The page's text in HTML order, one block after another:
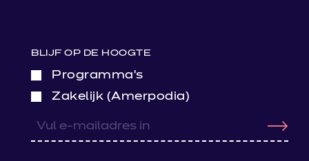
BLIJF OP DE HOOGTE
Programma’s
Zakelijk (Amerpodia)